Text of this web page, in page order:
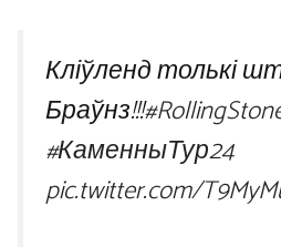
Кліўленд толькі
Браўнз!!!
#КаменныТур24
pic.twitter.com/